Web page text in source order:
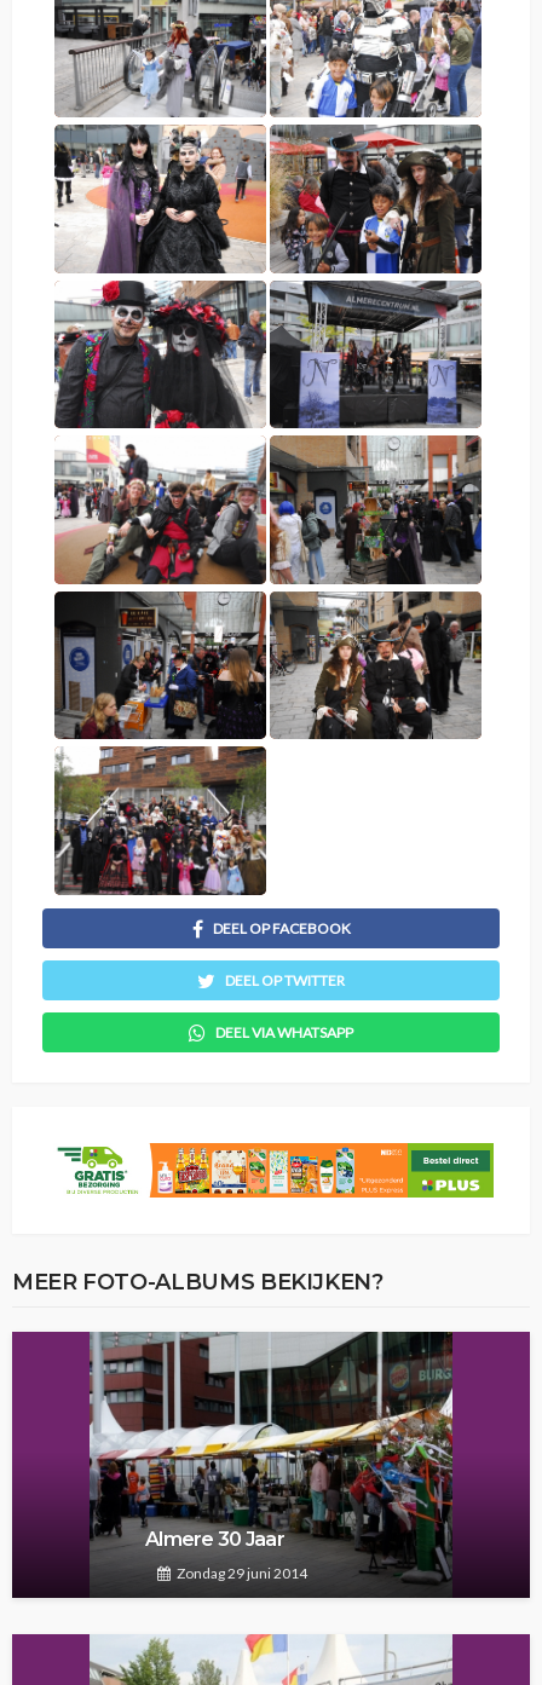
DEEL OP FACEBOOK
DEEL OP TWITTER
DEEL VIA WHATSAPP
MEER FOTO-ALBUMS BEKIJKEN?
Almere 30 Jaar
Zondag 29 juni 2014